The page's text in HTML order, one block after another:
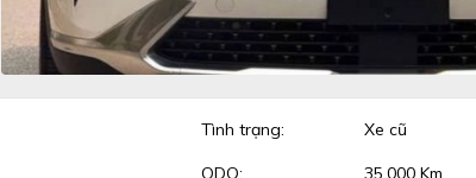
Tình trạng: Xe cũ
ODO: 35.000 Km